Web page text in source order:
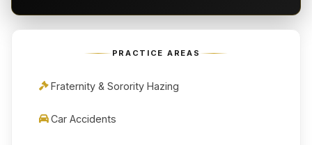
PRACTICE AREAS
Fraternity & Sorority Hazing
Car Accidents